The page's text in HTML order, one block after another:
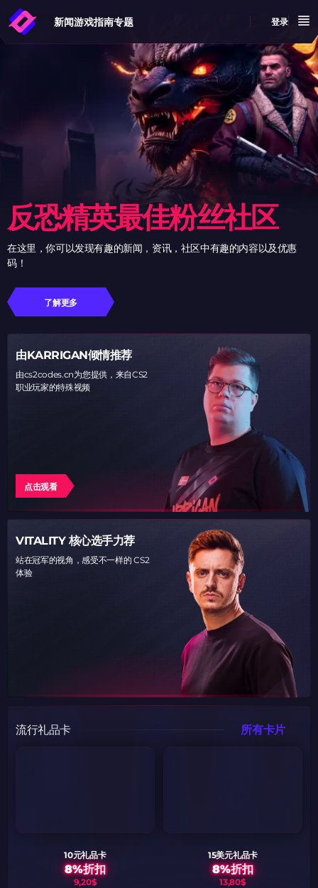
新闻游戏指南专题 登录
反恐精英最佳粉丝社区
在这里，你可以发现有趣的新闻，资讯，社区中有趣的内容以及优惠
码！
了解更多
由KARRIGAN倾情推荐
由cs2codes.cn为您提供，来自CS2
职业玩家的特殊视频
点击观看
VITALITY 核心选手力荐
站在冠军的视角，感受不一样的 CS2
体验
流行礼品卡 所有卡片
10元礼品卡
8%折扣
9,20$
15美元礼品卡
8%折扣
13,80$